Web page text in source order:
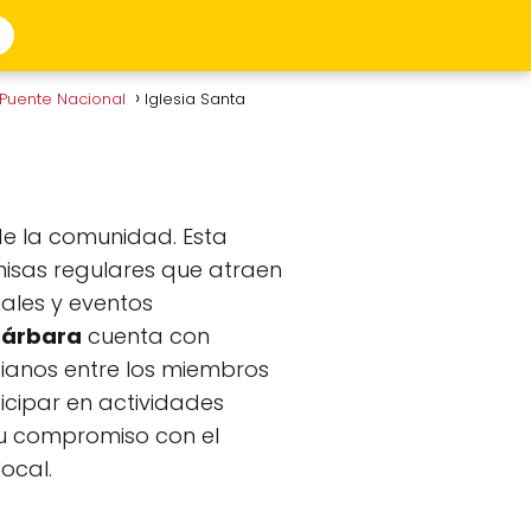
Nacional
Iglesia Santa
la comunidad. Esta
regulares que atraen
y eventos
cuenta con
entre los miembros
en actividades
compromiso con el